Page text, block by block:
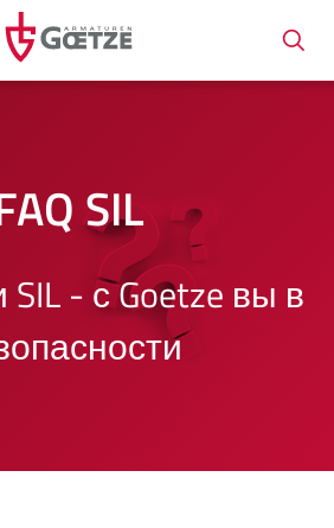
SIL
- с Goetze вы в